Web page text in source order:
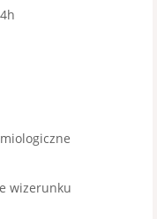
wizerunku